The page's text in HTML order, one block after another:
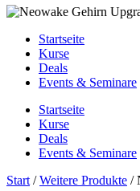
Startseite
Kurse
Deals
Events & Seminare
Startseite
Kurse
Deals
Events & Seminare
Start /Weitere Produkte /